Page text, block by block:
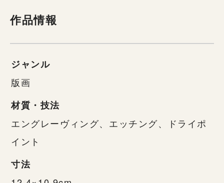
作品情報
ジャンル
版画
材質・技法
エングレーヴィング、エッチング、ドライポ
イント
寸法